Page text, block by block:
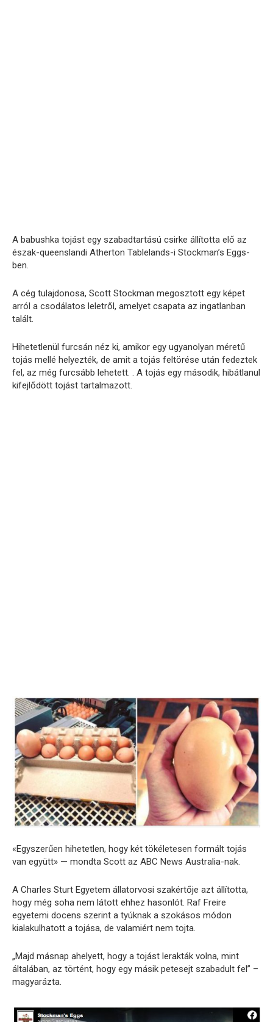
A babushka tojást egy szabadtartású csirke állította elő az
észak-queenslandi Atherton Tablelands-i Stockman’s Eggs-
ben.
A cég tulajdonosa, Scott Stockman megosztott egy képet
arról a csodálatos leletről, amelyet csapata az ingatlanban
talált.
Hihetetlenül furcsán néz ki, amikor egy ugyanolyan méretű
tojás mellé helyezték, de amit a tojás feltörése után fedeztek
fel, az még furcsább lehetett. . A tojás egy második, hibátlanul
kifejlődött tojást tartalmazott.
«Egyszerűen hihetetlen, hogy két tökéletesen formált tojás
van együtt» — mondta Scott az ABC News Australia-nak.
A Charles Sturt Egyetem állatorvosi szakértője azt állította,
hogy még soha nem látott ehhez hasonlót. Raf Freire
egyetemi docens szerint a tyúknak a szokásos módon
kialakulhatott a tojása, de valamiért nem tojta.
„Majd másnap ahelyett, hogy a tojást lerakták volna, mint
általában, az történt, hogy egy másik petesejt szabadult fel” –
magyarázta.